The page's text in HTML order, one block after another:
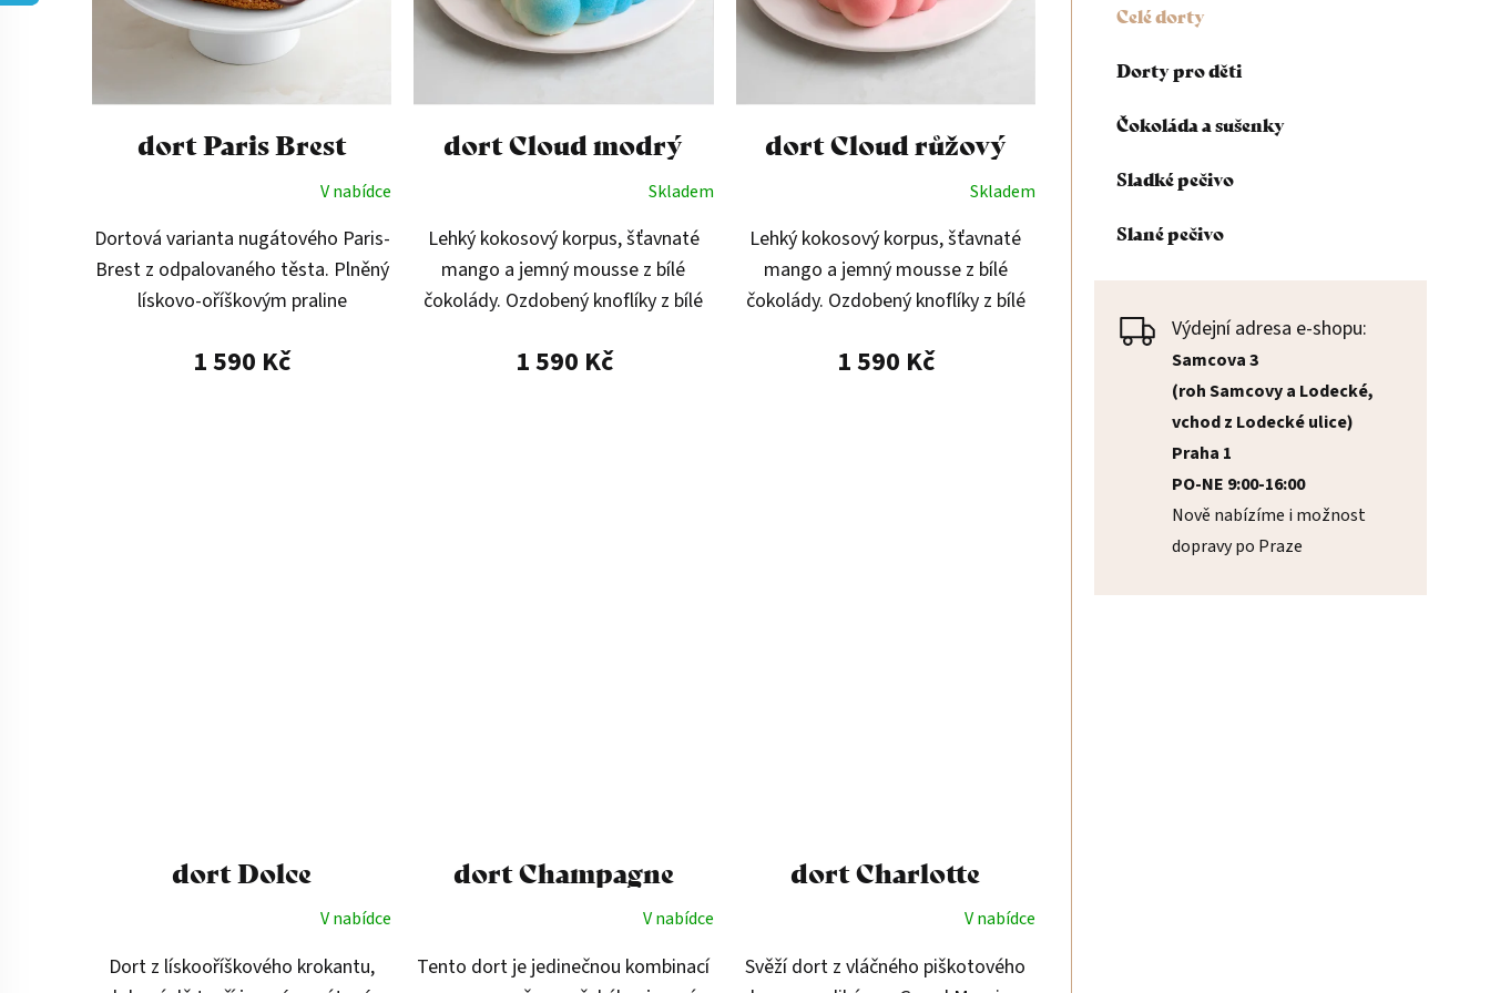
a
Celé dorty
Dorty pro děti
Čokoláda a sušenky
Sladké pečivo
Slané pečivo
Výdejní adresa e-shopu:
Samcova 3
(roh Samcovy a Lodecké,
vchod z Lodecké ulice)
Praha 1
PO-NE 9:00-16:00
Nově nabízíme i možnost
dopravy po Praze
o
u
k
dort Paris Brest
V nabídce
1 590 Kč
Dortová varianta nugátového Paris-
Brest z odpalovaného těsta. Plněný
lískovo-oříškovým praline
uvnitř. Dozdobený křupavým
dort Cloud modrý
Skladem
1 590 Kč
Lehký kokosový korpus, šťavnaté
mango a jemný mousse z bílé
čokolády. Ozdobený knoflíky z bílé
hravý vzhled. Modrá varianta.
dort Cloud růžový
Skladem
1 590 Kč
Lehký kokosový korpus, šťavnaté
mango a jemný mousse z bílé
čokolády. Ozdobený knoflíky z bílé
hravý vzhled. Růžová varianta.
dort Dolce
V nabídce
Dort z lískooříškového krokantu,
dort Champagne
V nabídce
Tento dort je jedinečnou kombinací
dort Charlotte
V nabídce
Svěží dort z vláčného piškotového